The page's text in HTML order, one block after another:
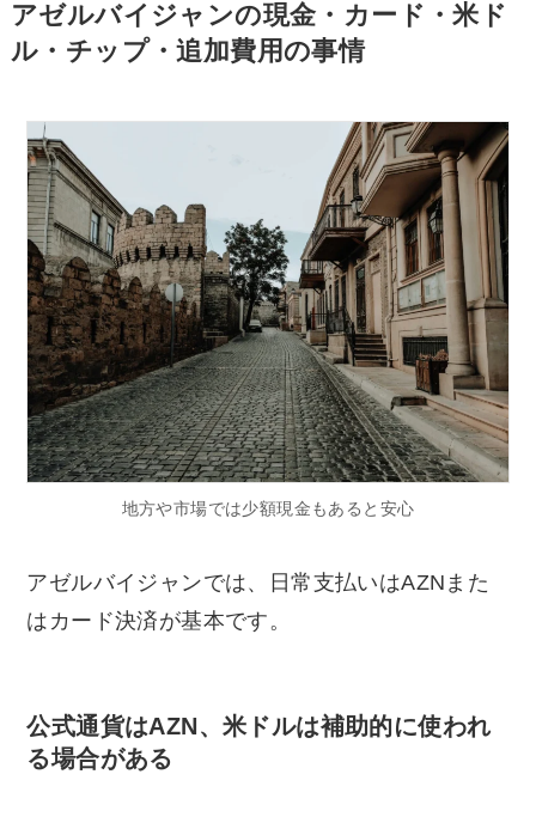
アゼルバイジャンの現金・カード・米ド
ル・チップ・追加費用の事情
地方や市場では少額現金もあると安心
アゼルバイジャンでは、日常支払いはAZNまた
はカード決済が基本です。
公式通貨はAZN、米ドルは補助的に使われ
る場合がある